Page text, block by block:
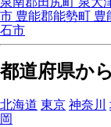
市 豊能郡能勢町 豊
石市
都道府県か
北海道 東京 神奈川
岡